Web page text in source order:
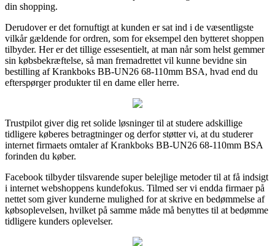
din shopping.
Derudover er det fornuftigt at kunden er sat ind i de væsentligste
vilkår gældende for ordren, som for eksempel den bytteret shoppen
tilbyder. Her er det tillige essesentielt, at man når som helst gemmer
sin købsbekræftelse, så man fremadrettet vil kunne bevidne sin
bestilling af Krankboks BB-UN26 68-110mm BSA, hvad end du
efterspørger produkter til en dame eller herre.
Trustpilot giver dig ret solide løsninger til at studere adskillige
tidligere køberes betragtninger og derfor støtter vi, at du studerer
internet firmaets omtaler af Krankboks BB-UN26 68-110mm BSA
forinden du køber.
Facebook tilbyder tilsvarende super belejlige metoder til at få indsigt
i internet webshoppens kundefokus. Tilmed ser vi endda firmaer på
nettet som giver kunderne mulighed for at skrive en bedømmelse af
købsoplevelsen, hvilket på samme måde må benyttes til at bedømme
tidligere kunders oplevelser.